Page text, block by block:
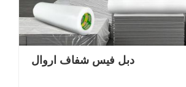
دبل فيس شفاف اروال